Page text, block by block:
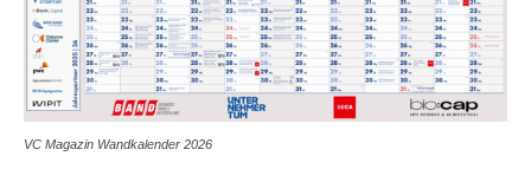
VC Magazin Wandkalender 2026